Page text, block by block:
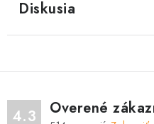
Diskusia
4.3 Overené